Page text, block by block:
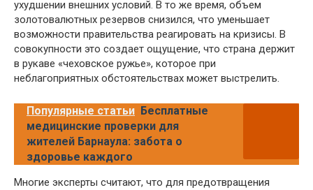
ухудшении внешних условий. В то же время, объем
золотовалютных резервов снизился, что уменьшает
возможности правительства реагировать на кризисы. В
совокупности это создает ощущение, что страна держит
в рукаве «чеховское ружье», которое при
неблагоприятных обстоятельствах может выстрелить.
Популярные статьи Бесплатные
медицинские проверки для
жителей Барнаула: забота о
здоровье каждого
Многие эксперты считают, что для предотвращения